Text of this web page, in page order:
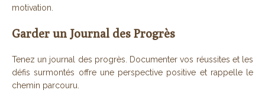
motivation.
Garder un Journal des Progrès
Tenez un journal des progrès. Documenter vos réussites et les
défis surmontés offre une perspective positive et rappelle le
chemin parcouru.